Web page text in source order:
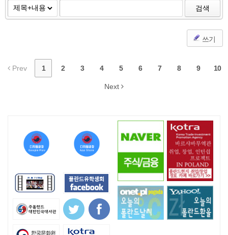
검색
쓰기
Prev 1 2 3 4 5 6 7 8 9 10
Next